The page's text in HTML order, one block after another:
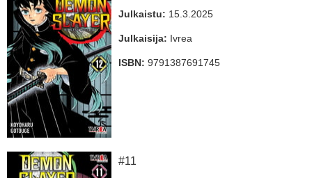
Julkaistu: 15.3.2025
Julkaisija: Ivrea
ISBN: 9791387691745
#11